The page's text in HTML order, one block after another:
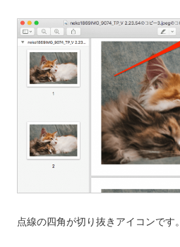
点線の四角が切り抜きアイコンです。